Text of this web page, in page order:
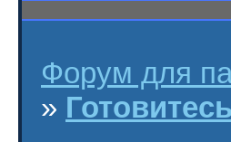
Форум для
»